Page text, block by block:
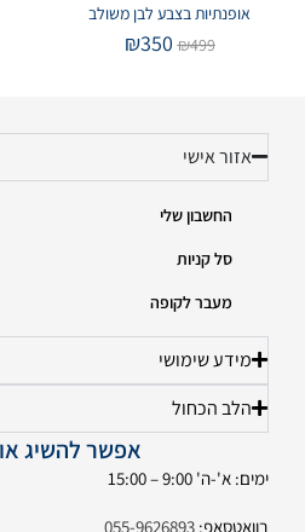
אופנתיות בצבע לבן משולב
₪499
₪350
אזור אישי
החשבון שלי
סל קניות
מעבר לקופה
מידע שימושי
הלב הכחול
אפשר להשיג
ימים: א'-ה' 9:00 – 15:00
בוואטסאפ: 055-9626893